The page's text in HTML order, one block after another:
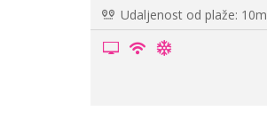
Udaljenost od plaže: 60m